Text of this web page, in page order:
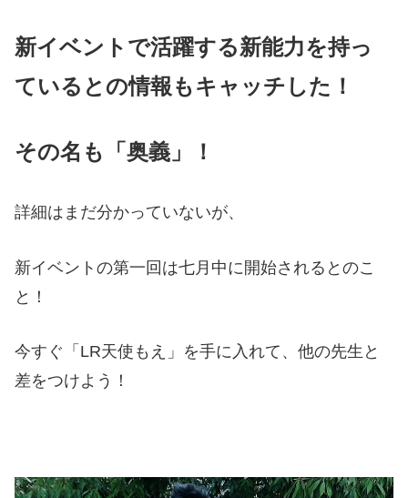
新イベントで活躍する新能力を持っ
ているとの情報もキャッチした！
その名も「奥義」！
詳細はまだ分かっていないが、
新イベントの第一回は七月中に開始されるとのこ
と！
今すぐ「LR天使もえ」を手に入れて、他の先生と
差をつけよう！